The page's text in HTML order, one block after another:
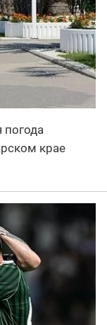
погода
крае